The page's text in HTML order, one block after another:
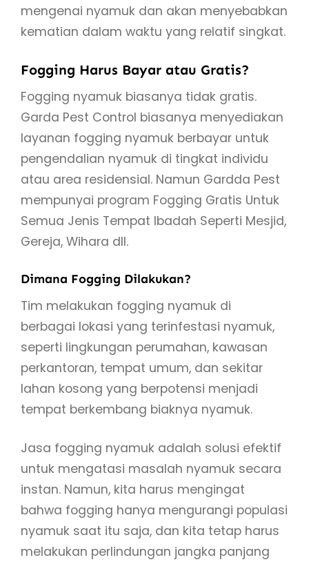
mengenai nyamuk dan akan menyebabkan
kematian dalam waktu yang relatif singkat.
Fogging Harus Bayar atau Gratis?
Fogging nyamuk biasanya tidak gratis.
Garda Pest Control biasanya menyediakan
layanan fogging nyamuk berbayar untuk
pengendalian nyamuk di tingkat individu
atau area residensial. Namun Gardda Pest
mempunyai program Fogging Gratis Untuk
Semua Jenis Tempat Ibadah Seperti Mesjid,
Gereja, Wihara dll.
Dimana Fogging Dilakukan?
Tim melakukan fogging nyamuk di
berbagai lokasi yang terinfestasi nyamuk,
seperti lingkungan perumahan, kawasan
perkantoran, tempat umum, dan sekitar
lahan kosong yang berpotensi menjadi
tempat berkembang biaknya nyamuk.
Jasa fogging nyamuk adalah solusi efektif
untuk mengatasi masalah nyamuk secara
instan. Namun, kita harus mengingat
bahwa fogging hanya mengurangi populasi
nyamuk saat itu saja, dan kita tetap harus
melakukan perlindungan jangka panjang